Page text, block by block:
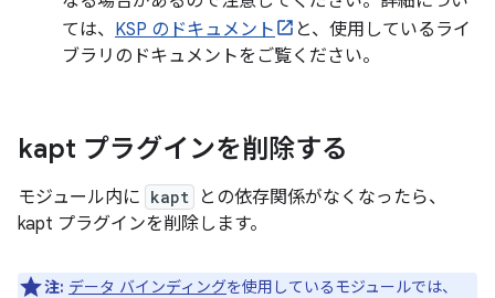
ては、 KSP のドキュメント
と、使用しているライ
ブラリのドキュメントをご覧ください。
kapt プラグインを削除する
モジュール内に kapt
との依存関係がなくなったら、
kapt プラグインを削除します。
注: データ バインディングを使用しているモジュールでは、